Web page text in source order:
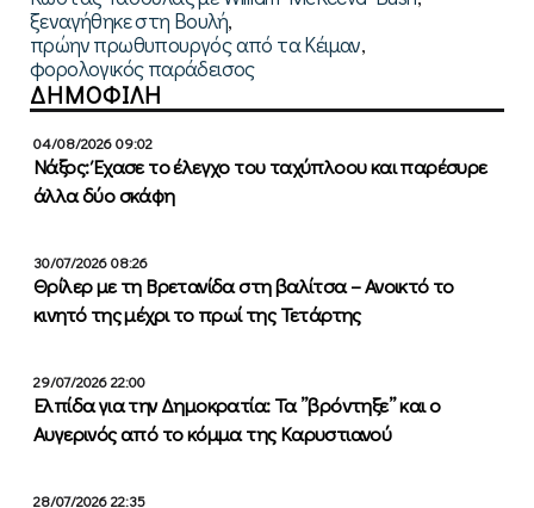
ξεναγήθηκε στη Βουλή,
πρώην πρωθυπουργός από τα Κέιμαν,
φορολογικός παράδεισος
ΔΗΜΟΦΙΛΗ
04/08/2026 09:02
Νάξος: Έχασε το έλεγχο του ταχύπλοου και παρέσυρε
άλλα δύο σκάφη
30/07/2026 08:26
Θρίλερ με τη Βρετανίδα στη βαλίτσα – Ανοικτό το
κινητό της μέχρι το πρωί της Τετάρτης
29/07/2026 22:00
Ελπίδα για την Δημοκρατία: Τα ”βρόντηξε” και ο
Αυγερινός από το κόμμα της Καρυστιανού
28/07/2026 22:35